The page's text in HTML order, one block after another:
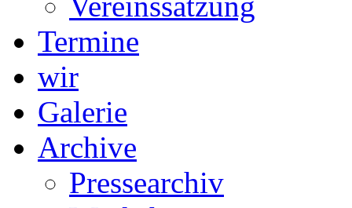
Termine
wir
Galerie
Archive
Pressearchiv